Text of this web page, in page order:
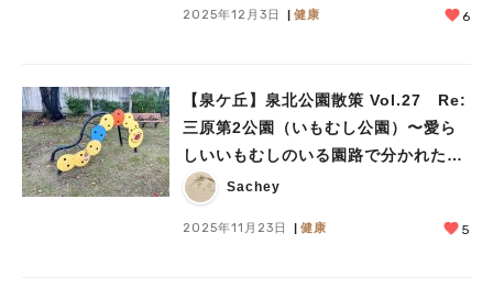
2025年12月3日 健康 6
【泉ケ丘】泉北公園散策 Vol.27 Re:
三原第2公園（いもむし公園）〜愛ら
しいいもむしのいる園路で分かれた公
園〜
Sachey
2025年11月23日 健康 5